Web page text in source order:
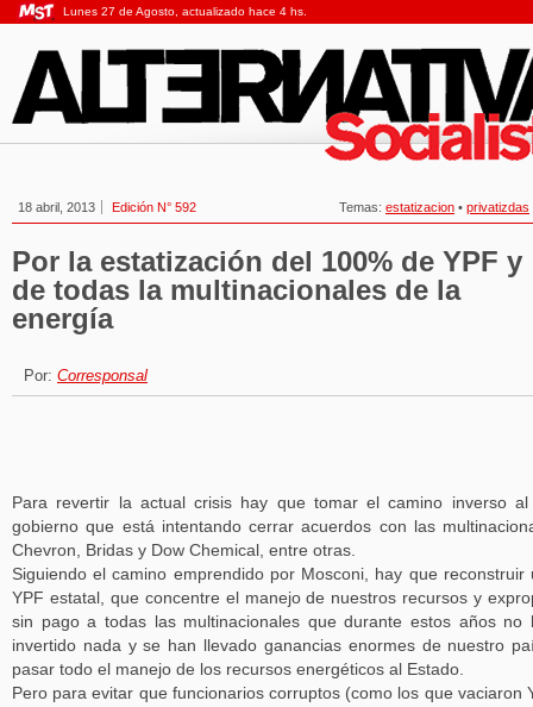
Lunes 27 de Agosto, actualizado hace 4 hs.
18 abril, 2013 Edición N° 592 Temas: estatizacion • privatizdas
Por la estatización del 100% de YPF y
de todas la multinacionales de la
energía
Por: Corresponsal
Para revertir la actual crisis hay que tomar el camino inverso al
gobierno que está intentando cerrar acuerdos con las
Chevron, Bridas y Dow Chemical, entre otras.
Siguiendo el camino emprendido por Mosconi, hay que reconstruir
YPF estatal, que concentre el manejo de nuestros recursos y
sin pago a todas las multinacionales que durante estos años no
invertido nada y se han llevado ganancias enormes de nuestro
pasar todo el manejo de los recursos energéticos al Estado.
Pero para evitar que funcionarios corruptos (como los que vaciaron